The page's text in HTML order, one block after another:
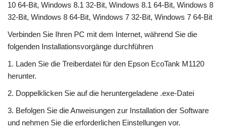
10 64-Bit, Windows 8.1 32-Bit, Windows 8.1 64-Bit, Windows 8
32-Bit, Windows 8 64-Bit, Windows 7 32-Bit, Windows 7 64-Bit
Verbinden Sie Ihren PC mit dem Internet, während Sie die
folgenden Installationsvorgänge durchführen
1. Laden Sie die Treiberdatei für den Epson EcoTank M1120
herunter.
2. Doppelklicken Sie auf die heruntergeladene .exe-Datei
3. Befolgen Sie die Anweisungen zur Installation der Software
und nehmen Sie die erforderlichen Einstellungen vor.